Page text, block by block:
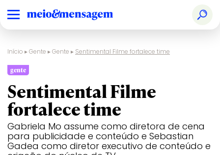
Início ▸Gente ▸Gente ▸ Sentimental Filme fortalece time
gente
Sentimental Filme
fortalece time
Gabriela Mo assume como diretora de cena
para publicidade e conteúdo e Sebastian
Gadea como diretor executivo de conteúdo e